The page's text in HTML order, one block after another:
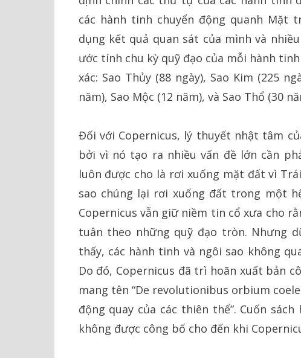
các hành tinh chuyển động quanh
dụng kết quả quan sát của mình và
ước tính chu kỳ quỹ đạo của mỗi hành
xác: Sao Thủy (88 ngày), Sao Kim (225
năm), Sao Mộc (12 năm), và Sao Thổ (30
Đối với Copernicus, lý thuyết nhật tâm
bởi vì nó tạo ra nhiều vấn đề lớn cần
luôn được cho là rơi xuống mặt đất vì
sao chúng lại rơi xuống đất trong một
Copernicus vẫn giữ niềm tin cổ xưa cho
tuân theo những quỹ đạo tròn. Nhưng
thấy, các hành tinh và ngôi sao không
Do đó, Copernicus đã trì hoãn xuất bản
mang tên “De revolutionibus orbium
động quay của các thiên thể”. Cuốn
không được công bố cho đến khi